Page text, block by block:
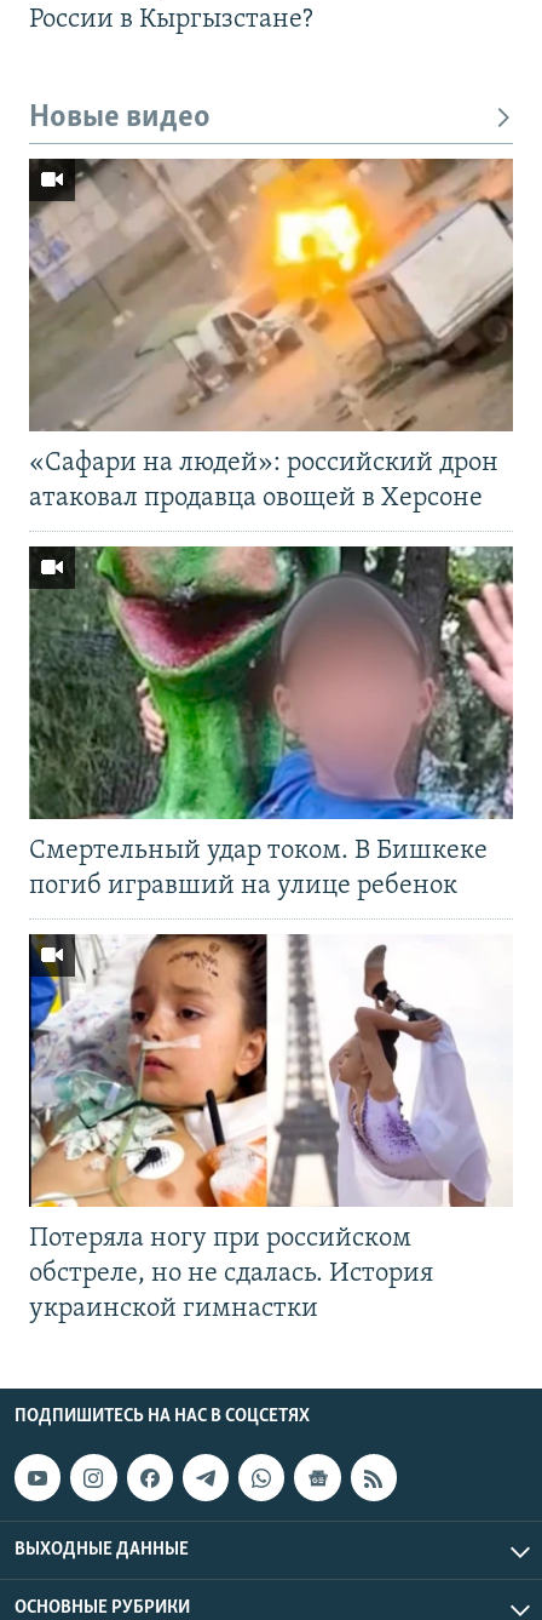
России в Кыргызстане?
Новые видео
«Cафари на людей»: российский дрон
атаковал продавца овощей в Херсоне
Смертельный удар током. В Бишкеке
погиб игравший на улице ребенок
Потеряла ногу при российском
обстреле, но не сдалась. История
украинской гимнастки
ПОДПИШИТЕСЬ НА НАС В СОЦСЕТЯХ
ВЫХОДНЫЕ ДАННЫЕ
ОСНОВНЫЕ РУБРИКИ